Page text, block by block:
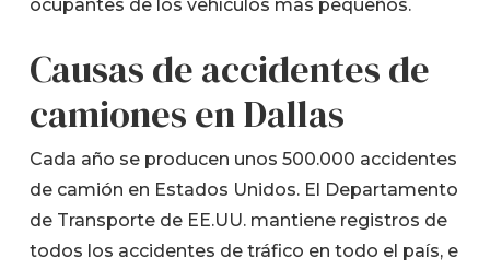
ocupantes de los vehículos más pequeños.
Causas de accidentes de
camiones en Dallas
Cada año se producen unos 500.000 accidentes
de camión en Estados Unidos. El Departamento
de Transporte de EE.UU. mantiene registros de
todos los accidentes de tráfico en todo el país, e